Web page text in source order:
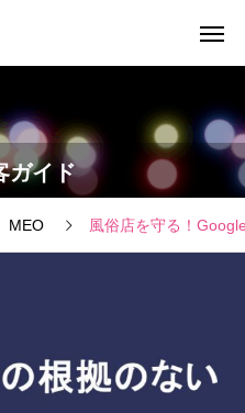
ガイド
MEO 風俗店を守る！